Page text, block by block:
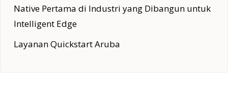
Native Pertama di Industri yang Dibangun untuk
Intelligent Edge
Layanan Quickstart Aruba